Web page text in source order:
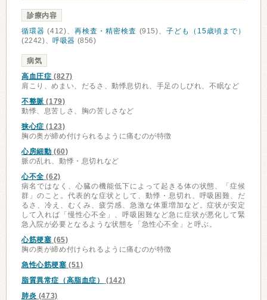
診療内容
循環器 (412)、 再検査・精密検査 (915)、子ども（15歳頃まで）
(2242)、呼吸器 (856)
病気
高血圧症 (827)
肩こり、めまい、だるさ、動悸息切れ、手足のしびれ、不眠など
不整脈(179)
動悸、息苦しさ、胸の苦しさなど
狭心症 (123)
胸の奥が締め付けられるように痛むのが特徴
心房細動 (60)
脈の乱れ、動悸・息切れなど
心不全 (62)
病名ではなく、心臓の機能低下によって起きる体の状態、「症候
群」のこと。代表的な症状として、動悸・息切れ、呼吸困難、だ
るさ、冷え、むくみ、疲労感、急激な体重増加など。症状が安定
して入れば「慢性心不全」、呼吸困難など急に症状が悪化して緊
急入院が必要となるような状態を「急性心不全」と呼ぶ。
心筋梗塞 (65)
胸の奥が締め付けられるように痛むのが特徴
急性心筋梗塞 (51)
脂質異常症（高脂血症）
(142)
肺炎 (473)